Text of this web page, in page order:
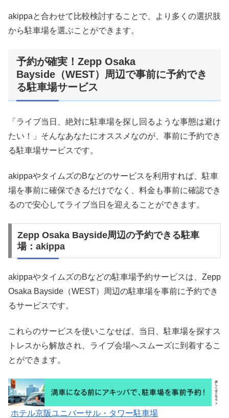
akippaと合わせて比較検討することで、より多くの選択肢
から駐車場を選ぶことができます。
予約が確実！Zepp Osaka
Bayside（WEST）周辺で事前に予約でき
る駐車場サービス
「ライブ当日、絶対に駐車場を探し回るような事態は避け
たい！」そんなあなたにオススメなのが、事前に予約でき
る駐車場サービスです。
akippaやタイムズのBなどのサービスを利用すれば、駐車
場を事前に確保できるだけでなく、料金も事前に確認でき
るので安心してライブ当日を迎えることができます。
Zepp Osaka Bayside周辺の予約できる駐車
場：akippa
akippaやタイムズのBなどの駐車場予約サービスは、Zepp
Osaka Bayside（WEST）周辺の駐車場を事前に予約でき
るサービスです。
これらのサービスを使いこなせば、当日、駐車場を探すス
トレスから解放され、ライブ会場へスムーズに到着するこ
とができます。
ホテル京阪ユニバーサル・タワー駐車場